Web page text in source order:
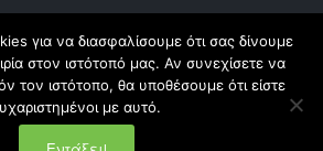
2018. All Rights Reserved |
|
για να διασφαλίσουμε ότι σας δίνουμε
στον ιστότοπό μας. Αν συνεχίσετε να
τον ιστότοπο, θα υποθέσουμε ότι είστε
με αυτό.